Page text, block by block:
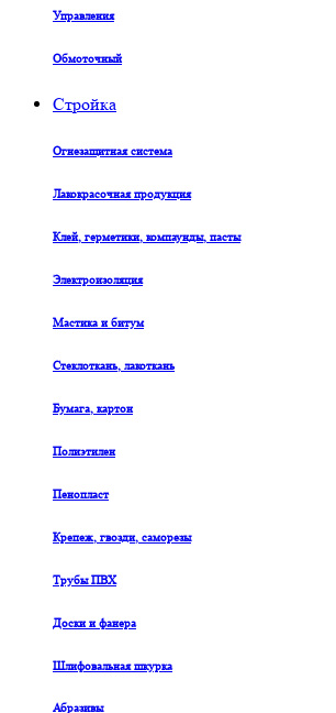
Управления
Обмоточный
Стройка
Огнезащитная система
Лакокрасочная продукция
Клей, герметики, компаунды, пасты
Электроизоляция
Мастика и битум
Стеклоткань, лакоткань
Бумага, картон
Полиэтилен
Пенопласт
Крепеж, гвозди, саморезы
Трубы ПВХ
Доски и фанера
Шлифовальная шкурка
Абразивы